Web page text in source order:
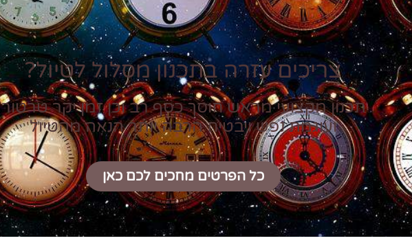
צריכים עזרה בתכנון מסלול לטיול?
תכנון מקצועי מראש חוסך כסף רב וכן זמן יקר טרטור
ועוגמת נפש ויבטיח הרבה יותר הנאה מהטיול
כל הפרטים מחכים לכם כאן